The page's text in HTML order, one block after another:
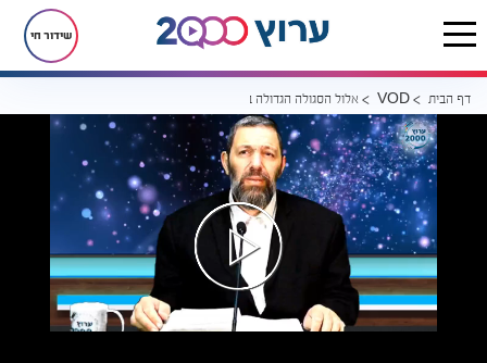
שידור חי
דף הבית VOD אלול הסגולה הגדולה ביותר